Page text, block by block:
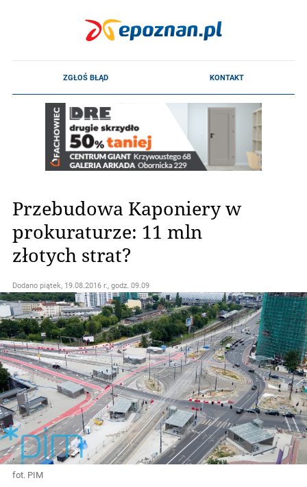
Przebudowa Kaponiery w
prokuraturze: 11 mln
złotych strat?
Dodano piątek, 19.08.2016 r., godz. 09.09
fot. PIM